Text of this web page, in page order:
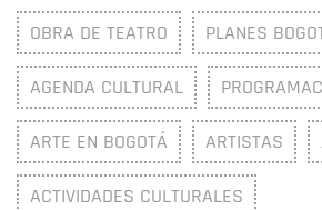
OBRA DE TEATRO PLANES
AGENDA CULTURAL
ARTE EN BOGOTÁ ARTISTAS
ACTIVIDADES CULTURALES